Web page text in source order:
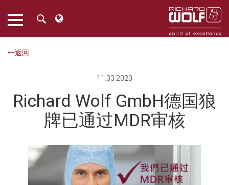
返回
11.03.2020
Richard Wolf GmbH德国狼
牌已通过MDR审核